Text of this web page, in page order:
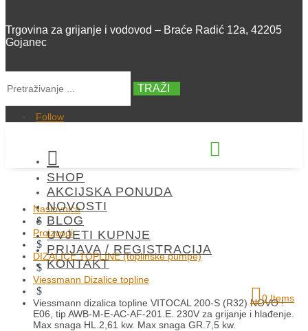
Trgovina za grijanje i vodovod – Braće Radić 12a, 42205
Gojanec
TRAŽI
Follow


SHOP
AKCIJSKA PONUDA
NOVOSTI
BLOG
UVJETI KUPNJE
PRIJAVA / REGISTRACIJA
KONTAKT
0 Items
Naslovnica
$
Proizvodi
$
DIZALICE TOPLINE (toplinske pumpe)
$
Viessmann Dizalice topline
$
Viessmann dizalica topline VITOCAL 200-S (R32) NOVO !
E06, tip AWB-M-E-AC-AF-201.E. 230V za grijanje i hlađenje.
Max snaga HL.2,61 kw. Max snaga GR.7,5 kw.